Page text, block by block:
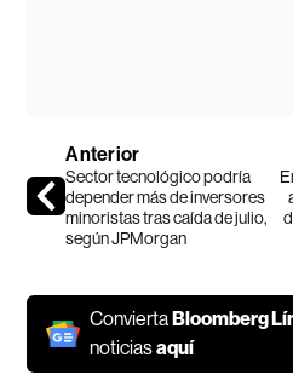
Anterior
Sector tecnológico podría
depender más de inversores
minoristas tras caída de julio,
según JPMorgan
ConviertaBloomberg
noticiasaquí